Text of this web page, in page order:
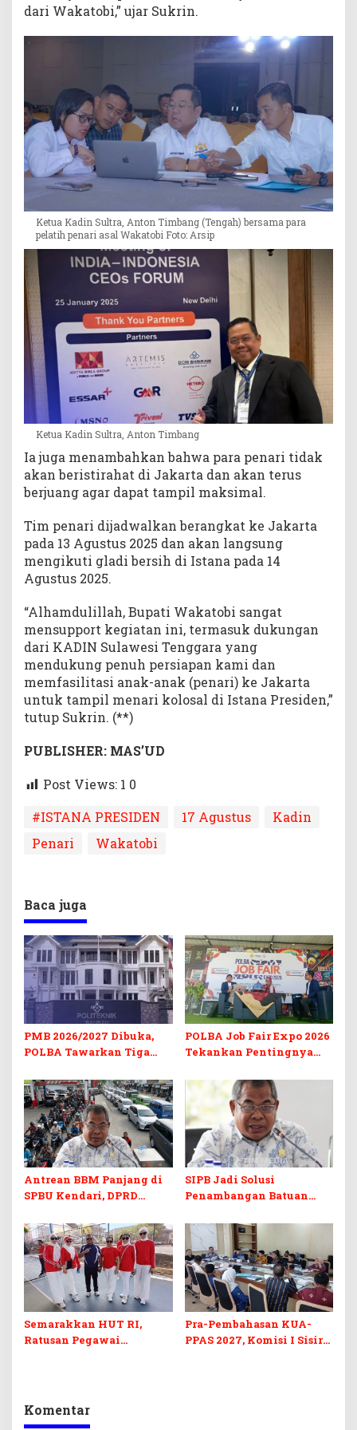
dari Wakatobi,” ujar Sukrin.
Ketua Kadin Sultra, Anton Timbang (Tengah) bersama para
pelatih penari asal Wakatobi Foto: Arsip
Ketua Kadin Sultra, Anton Timbang
Ia juga menambahkan bahwa para penari tidak
akan beristirahat di Jakarta dan akan terus
berjuang agar dapat tampil maksimal.
Tim penari dijadwalkan berangkat ke Jakarta
pada 13 Agustus 2025 dan akan langsung
mengikuti gladi bersih di Istana pada 14
Agustus 2025.
“Alhamdulillah, Bupati Wakatobi sangat
mensupport kegiatan ini, termasuk dukungan
dari KADIN Sulawesi Tenggara yang
mendukung penuh persiapan kami dan
memfasilitasi anak-anak (penari) ke Jakarta
untuk tampil menari kolosal di Istana Presiden,”
tutup Sukrin. (**)
PUBLISHER: MAS’UD
Post Views: 1 0
#ISTANA PRESIDEN
17 Agustus
Kadin
Penari
Wakatobi
Baca juga
PMB 2026/2027 Dibuka,
POLBA Tawarkan Tiga
Kuliah Gratis
POLBA Job Fair Expo 2026
Tekankan Pentingnya
Digital
Antrean BBM Panjang di
SPBU Kendari, DPRD
Barcode Curang
SIPB Jadi Solusi
Penambangan Batuan
di Sultra
Semarakkan HUT RI,
Ratusan Pegawai
Pra-Pembahasan KUA-
PPAS 2027, Komisi I Sisir
Komentar